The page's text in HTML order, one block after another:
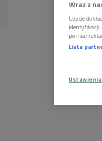
Wraz z
Użycie
pomiar
Lista